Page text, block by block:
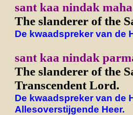
sant kaa nindak
The slanderer of the
De kwaadspreker van de
sant kaa nindak
The slanderer of the
Transcendent Lord.
De kwaadspreker van de
Allesoverstijgende Heer.